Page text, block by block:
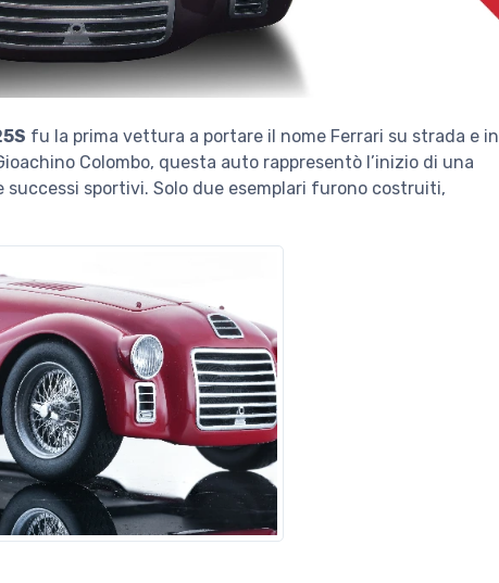
fu la prima vettura a portare il nome Ferrari su strada e in
Colombo, questa auto rappresentò l’inizio di una
sportivi. Solo due esemplari furono costruiti,